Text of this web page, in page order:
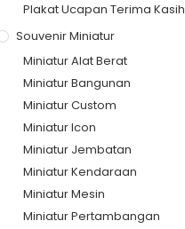
Plakat Ucapan Terima Kasih
Souvenir Miniatur
Miniatur Alat Berat
Miniatur Bangunan
Miniatur Custom
Miniatur Icon
Miniatur Jembatan
Miniatur Kendaraan
Miniatur Mesin
Miniatur Pertambangan